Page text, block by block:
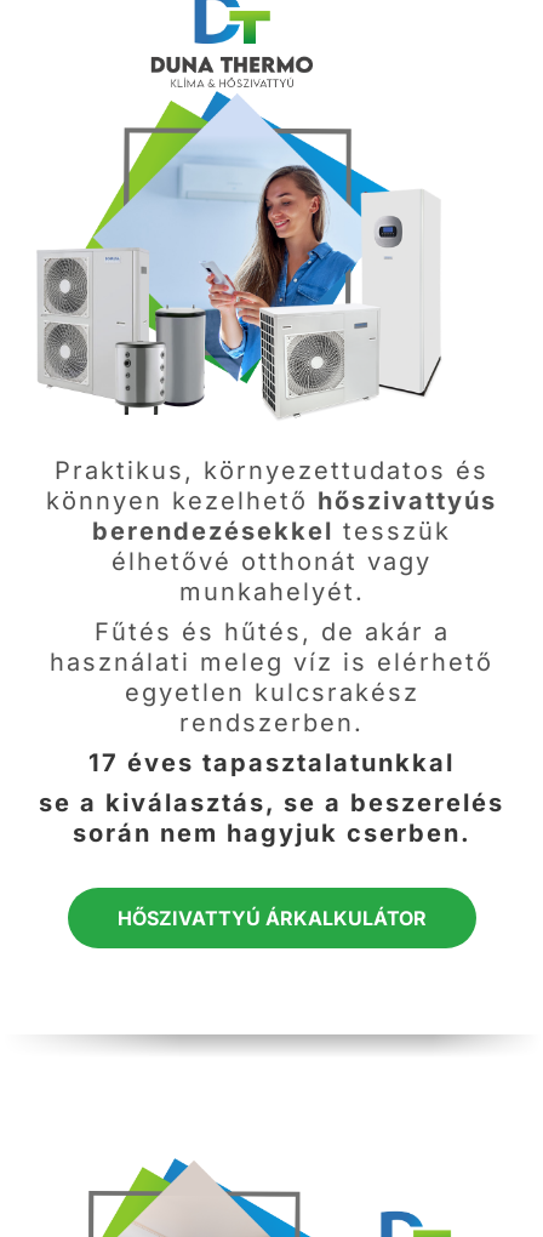
Praktikus, környezettudatos és
könnyen kezelhető hőszivattyús
berendezésekkel tesszük
élhetővé otthonát vagy
munkahelyét.
Fűtés és hűtés, de akár a
használati meleg víz is elérhető
egyetlen kulcsrakész
rendszerben.
17 éves tapasztalatunkkal
se a kiválasztás, se a beszerelés
során nem hagyjuk cserben.
HŐSZIVATTYÚ ÁRKALKULÁTOR